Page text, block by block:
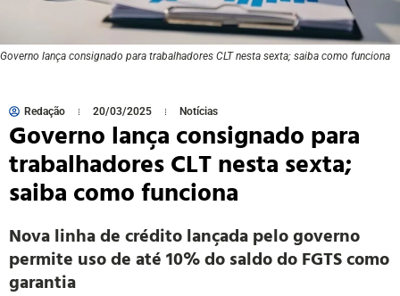
Governo lança consignado para trabalhadores CLT nesta sexta; saiba como funciona
Redação 20/03/2025 Notícias
Governo lança consignado para
trabalhadores CLT nesta sexta;
saiba como funciona
Nova linha de crédito lançada pelo governo
permite uso de até 10% do saldo do FGTS como
garantia